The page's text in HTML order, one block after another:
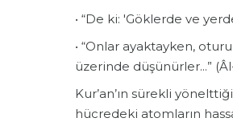
• ​“De ki: 'Göklerde ve
• ​“Onlar ayaktayken,
üzerinde düşünürler...”
​Kur’an’ın sürekli
hücredeki atomların